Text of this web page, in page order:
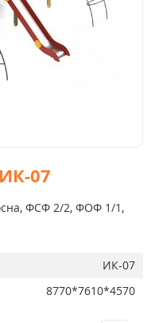
07
ФСФ 2/2, ФОФ 1/1,
ИК-07
8770*7610*4570